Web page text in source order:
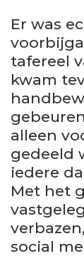
Er was
tafereel
kwam
alleen
gedeeld
iedere
Met het
social